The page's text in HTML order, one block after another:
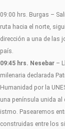
09:00 hrs. Burgas –
ruta hacia el norte,
dirección a una de las
país.
09:45 hrs. Nesebar –
milenaria declarada
Humanidad por la
una península unida al
istmo. Pasearemos
construidas entre los